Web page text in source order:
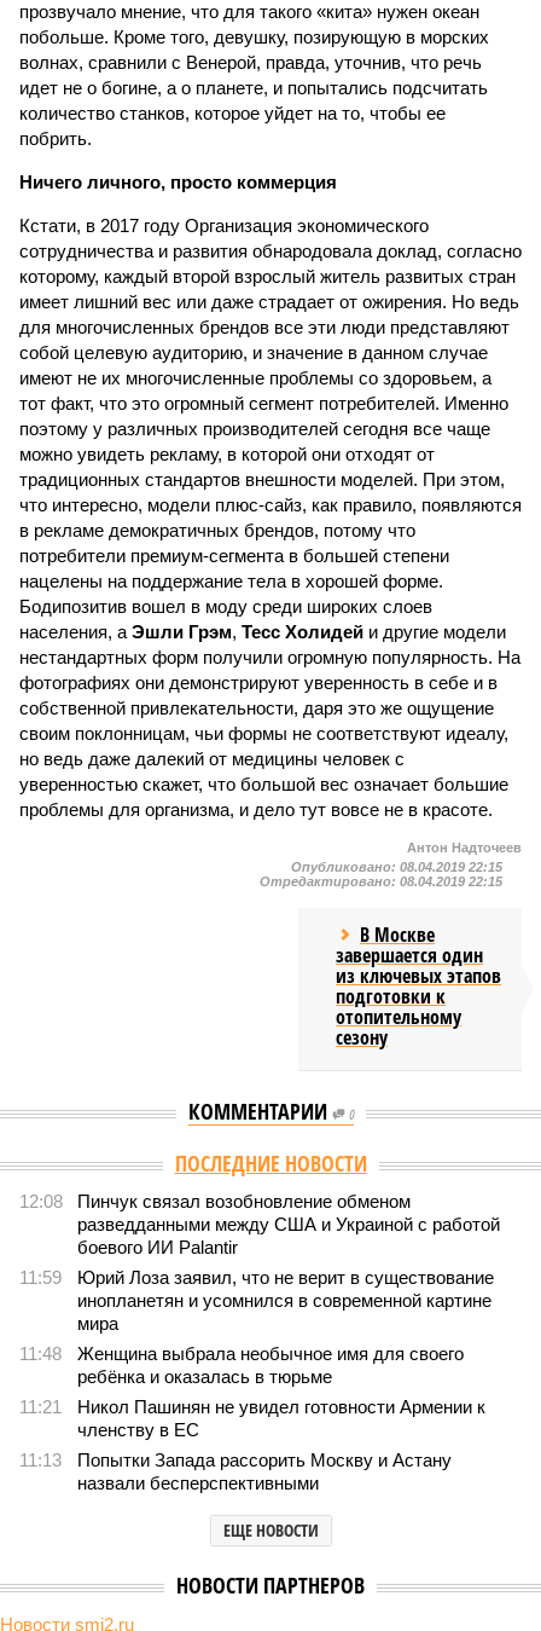
прозвучало мнение, что для такого «кита» нужен океан
побольше. Кроме того, девушку, позирующую в морских
волнах, сравнили с Венерой, правда, уточнив, что речь
идет не о богине, а о планете, и попытались подсчитать
количество станков, которое уйдет на то, чтобы ее
побрить.
Ничего личного, просто коммерция
Кстати, в 2017 году Организация экономического
сотрудничества и развития обнародовала доклад, согласно
которому, каждый второй взрослый житель развитых стран
имеет лишний вес или даже страдает от ожирения. Но ведь
для многочисленных брендов все эти люди представляют
собой целевую аудиторию, и значение в данном случае
имеют не их многочисленные проблемы со здоровьем, а
тот факт, что это огромный сегмент потребителей. Именно
поэтому у различных производителей сегодня все чаще
можно увидеть рекламу, в которой они отходят от
традиционных стандартов внешности моделей. При этом,
что интересно, модели плюс-сайз, как правило, появляются
в рекламе демократичных брендов, потому что
потребители премиум-сегмента в большей степени
нацелены на поддержание тела в хорошей форме.
Бодипозитив вошел в моду среди широких слоев
населения, а Эшли Грэм, Тесс Холидей и другие модели
нестандартных форм получили огромную популярность. На
фотографиях они демонстрируют уверенность в себе и в
собственной привлекательности, даря это же ощущение
своим поклонницам, чьи формы не соответствуют идеалу,
но ведь даже далекий от медицины человек с
уверенностью скажет, что большой вес означает большие
проблемы для организма, и дело тут вовсе не в красоте.
Антон Надточеев
Опубликовано: 08.04.2019 22:15
Отредактировано: 08.04.2019 22:15
В Москве
завершается один
из ключевых этапов
подготовки к
отопительному
сезону
КОММЕНТАРИИ 0
Версия //Общество //
Земля уже не раз показывала человечеству свой
крутой нрав – когда покажет снова?
Земля уже не раз показывала человечеству свой крутой
нрав – когда покажет снова?
Последние времена
Земля уже не раз показывала человечеству свой крутой нрав – когда
покажет снова? (фото: АР-ТАСС)
Природа постоянно вступает в противоречие с нами. Ведь пока
она стремится всё на планете держать в балансе, человечество
не особенно церемонится с окружающей средой. Самые